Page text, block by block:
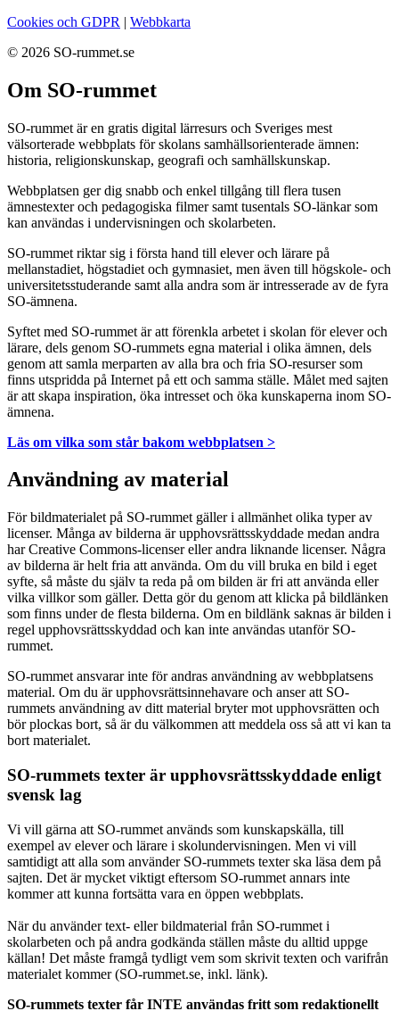
Cookies och GDPR | Webbkarta
© 2026 SO-rummet.se
Om SO-rummet
SO-rummet är en gratis digital lärresurs och Sveriges mest
välsorterade webbplats för skolans samhällsorienterade ämnen:
historia, religionskunskap, geografi och samhällskunskap.
Webbplatsen ger dig snabb och enkel tillgång till flera tusen
ämnestexter och pedagogiska filmer samt tusentals SO-länkar som
kan användas i undervisningen och skolarbeten.
SO-rummet riktar sig i första hand till elever och lärare på
mellanstadiet, högstadiet och gymnasiet, men även till högskole- och
universitetsstuderande samt alla andra som är intresserade av de fyra
SO-ämnena.
Syftet med SO-rummet är att förenkla arbetet i skolan för elever och
lärare, dels genom SO-rummets egna material i olika ämnen, dels
genom att samla merparten av alla bra och fria SO-resurser som
finns utspridda på Internet på ett och samma ställe. Målet med sajten
är att skapa inspiration, öka intresset och öka kunskaperna inom SO-
ämnena.
Läs om vilka som står bakom webbplatsen >
Användning av material
För bildmaterialet på SO-rummet gäller i allmänhet olika typer av
licenser. Många av bilderna är upphovsrättsskyddade medan andra
har Creative Commons-licenser eller andra liknande licenser. Några
av bilderna är helt fria att använda. Om du vill bruka en bild i eget
syfte, så måste du själv ta reda på om bilden är fri att använda eller
vilka villkor som gäller. Detta gör du genom att klicka på bildlänken
som finns under de flesta bilderna. Om en bildlänk saknas är bilden i
regel upphovsrättsskyddad och kan inte användas utanför SO-
rummet.
SO-rummet ansvarar inte för andras användning av webbplatsens
material. Om du är upphovsrättsinnehavare och anser att SO-
rummets användning av ditt material bryter mot upphovsrätten och
bör plockas bort, så är du välkommen att meddela oss så att vi kan ta
bort materialet.
SO-rummets texter är upphovsrättsskyddade enligt
svensk lag
Vi vill gärna att SO-rummet används som kunskapskälla, till
exempel av elever och lärare i skolundervisningen. Men vi vill
samtidigt att alla som använder SO-rummets texter ska läsa dem på
sajten. Det är mycket viktigt eftersom SO-rummet annars inte
kommer att kunna fortsätta vara en öppen webbplats.
När du använder text- eller bildmaterial från SO-rummet i
skolarbeten och på andra godkända ställen måste du alltid uppge
källan! Det måste framgå tydligt vem som skrivit texten och varifrån
materialet kommer (SO-rummet.se, inkl. länk).
SO-rummets texter får INTE användas fritt som redaktionellt